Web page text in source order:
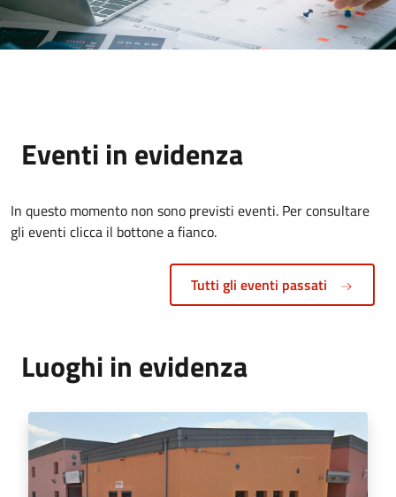
Eventi in evidenza
In questo momento non sono previsti eventi. Per consultare
gli eventi clicca il bottone a fianco.
Tutti gli eventi passati
Luoghi in evidenza